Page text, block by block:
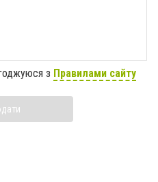
з Правилами сайту